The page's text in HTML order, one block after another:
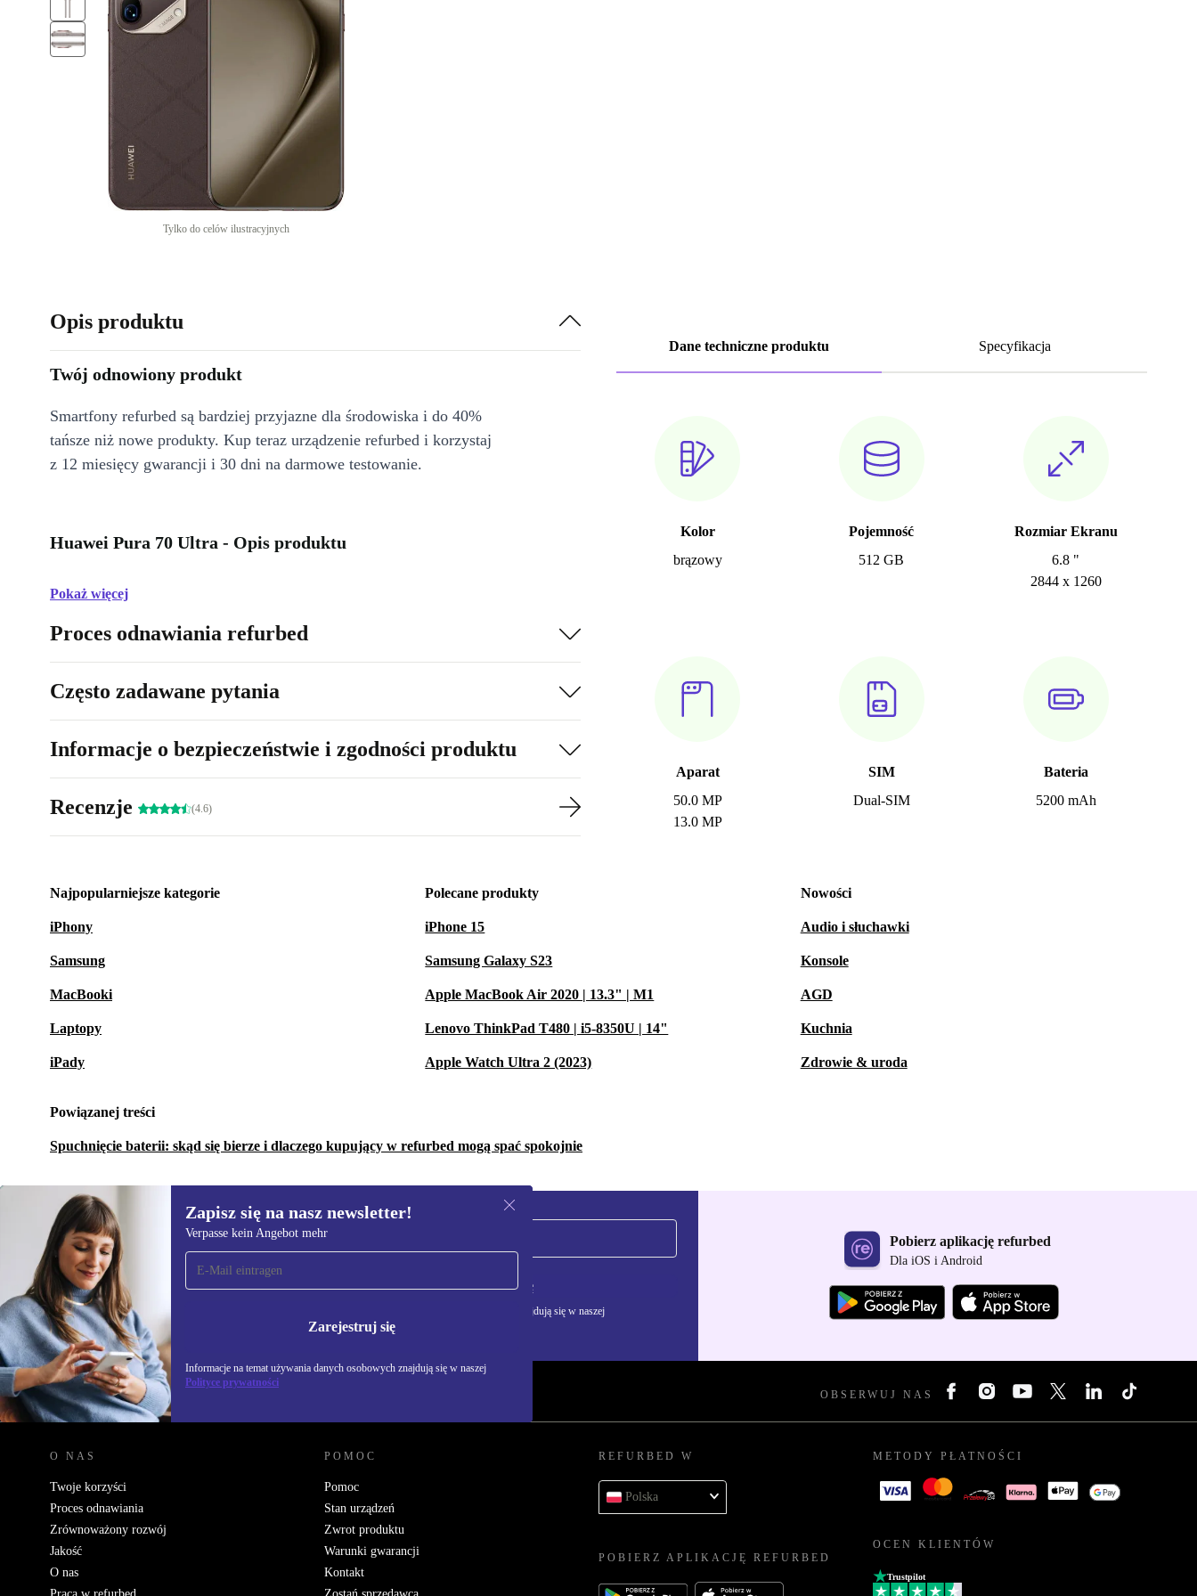
Tylko do celów ilustracyjnych
Dane techniczne produktu Specyfikacja
Kolor
brązowy
Pojemność
512 GB
Rozmiar Ekranu
6.8 "
2844 x 1260
Aparat
50.0 MP
13.0 MP
SIM
Dual-SIM
Bateria
5200 mAh
Opis produktu
Twój odnowiony produkt
Smartfony refurbed są bardziej przyjazne dla środowiska i do 40%
tańsze niż nowe produkty. Kup teraz urządzenie refurbed i korzystaj
z 12 miesięcy gwarancji i 30 dni na darmowe testowanie.
Huawei Pura 70 Ultra - Opis produktu
Pokaż więcej
Proces odnawiania refurbed
Często zadawane pytania
Informacje o bezpieczeństwie i zgodności produktu
Recenzje (4.6)
Najpopularniejsze kategorie
iPhony
Samsung
MacBooki
Laptopy
iPady
Polecane produkty
iPhone 15
Samsung Galaxy S23
Apple MacBook Air 2020 | 13.3" | M1
Lenovo ThinkPad T480 | i5-8350U | 14"
Apple Watch Ultra 2 (2023)
Nowości
Audio i słuchawki
Konsole
AGD
Kuchnia
Zdrowie & uroda
Powiązanej treści
Spuchnięcie baterii: skąd się bierze i dlaczego kupujący w refurbed mogą spać spokojnie
Zapisz się na nasz newsletter!
Verpasse kein Angebot mehr
Zarejestruj się
Informacje na temat używania danych osobowych znajdują się w naszej
Polityce prywatności
Zapisz się na nasz
newsletter!
Nie przegap żadnej oferty.
Zarejestruj się
Informacje na temat używania danych osobowych znajdują się w naszej
Polityce prywatności
Pobierz aplikację refurbed
Dla iOS i Android
REFURBED POLSKA - RETHINK NEW. OBSERWUJ NAS
O NAS
Twoje korzyści
Proces odnawiania
Zrównoważony rozwój
Jakość
O nas
POMOC
Pomoc
Stan urządzeń
Zwrot produktu
Warunki gwarancji
Kontakt
REFURBED W
Polska
POBIERZ APLIKACJĘ REFURBED
METODY PŁATNOŚCI
OCEN KLIENTÓW
Trustpilot